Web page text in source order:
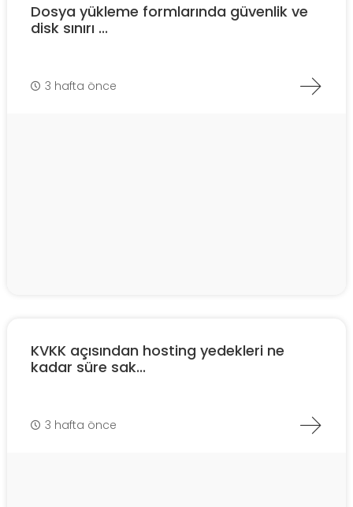
Dosya yükleme formlarında güvenlik ve
disk sınırı ...
3 hafta önce
KVKK açısından hosting yedekleri ne
kadar süre sak...
3 hafta önce